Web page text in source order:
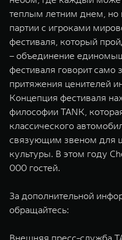
теплым летним днем, но
партии с игроками
фестиваля, который
– объединение
фестиваля говорит само
притяжения ценителей
Концепция фестиваля
философии TANK,
классического
связующим звеном для
культуры. В этом году
000 гостей.
За дополнительной
обращайтесь:
Внешняя пресс-служба